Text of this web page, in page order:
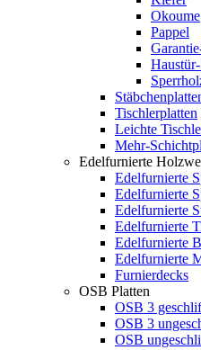
Okoume
Pappel
Tischlerplatten
Leichte
Mehr-
Edelfurnierte
Edelfurnierte
Edelfurnierte
Edelfurnierte
Edelfurnierte
Edelfurnierte
Edelfurnierte
Furnierdecks
OSB Platten
OSB 3
OSB 3
OSB